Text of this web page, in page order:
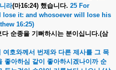
라(마16:24) 했습니다. 25 For
it: and whosoever will lose his
16:25)
다 순종을 기뻐하시는 분이십니다.(삼
여호와께서 번제와 다른 제사를 그 목
좋아하심 같이 좋아하시겠나이까 순